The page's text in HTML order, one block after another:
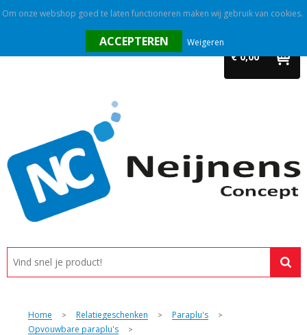
€ 0,00
Promotietextiel
Tassen
Alle categorieën
Custom made
Home > Relatiegeschenken > Paraplu's >
Opvouwbare paraplu's >
Om onze webshop goed te laten functioneren maken wij gebruik van cookies.
Weigeren